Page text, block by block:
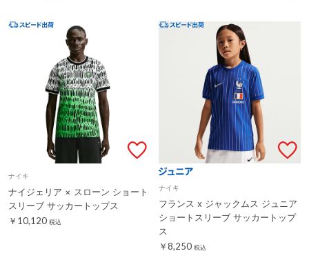
ナイキ
ナイジェリア × スローン ショート
スリーブ サッカートップス
￥10,120 税込
ナイキ
フランス x ジャックムス ジュニア
ショートスリーブ サッカートップ
ス
￥8,250 税込